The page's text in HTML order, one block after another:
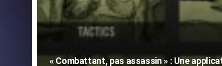
« Combattant, pas assassin » : Une